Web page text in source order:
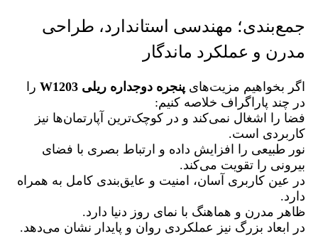
جمع‌بندی؛ مهندسی استاندارد، طراحی
مدرن و عملکرد ماندگار
اگر بخواهیم مزیت‌های پنجره دوجداره ریلی
را
در چند پاراگراف خلاصه کنیم:
فضا را اشغال نمی‌کند و در کوچک‌ترین آپارتمان‌ها نیز
کاربردی است.
نور طبیعی را افزایش داده و ارتباط بصری با فضای
بیرونی را تقویت می‌کند.
در عین کاربری آسان، امنیت و عایق‌بندی کامل به همراه
دارد.
ظاهر مدرن و هماهنگ با نمای روز دنیا دارد.
در ابعاد بزرگ نیز عملکردی روان و پایدار نشان می‌دهد.